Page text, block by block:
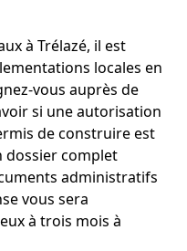
à Trélazé, il est
locales en
vous auprès de
si une autorisation
de construire est
dossier complet
administratifs
vous sera
à trois mois à